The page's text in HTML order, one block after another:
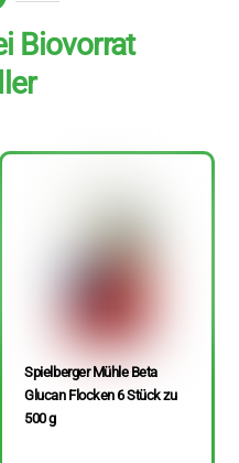
Biovorrat
Spielberger Mühle Beta
Glucan Flocken 6 Stück zu
500 g